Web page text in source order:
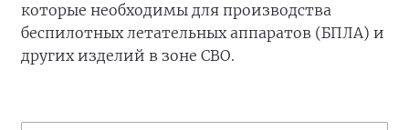
которые необходимы для производства
беспилотных летательных аппаратов (БПЛА) и
других изделий в зоне СВО.